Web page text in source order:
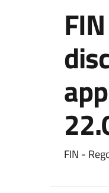
FIN -